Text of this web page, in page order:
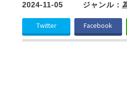
2024-11-05 ジャンル：
Twitter Facebook